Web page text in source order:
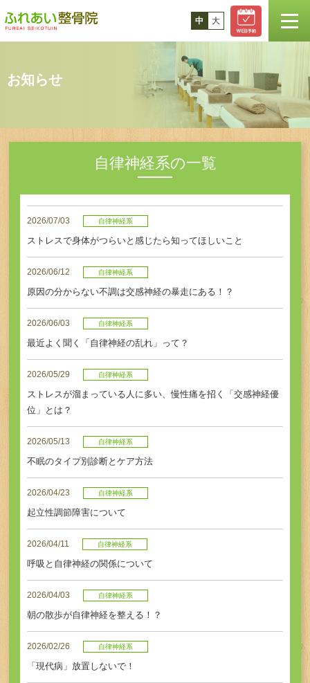
中 大
お知らせ
自律神経系の一覧
2026/07/03 自律神経系
ストレスで身体がつらいと感じたら知ってほしいこと
2026/06/12 自律神経系
原因の分からない不調は交感神経の暴走にある！？
2026/06/03 自律神経系
最近よく聞く「自律神経の乱れ」って？
2026/05/29 自律神経系
ストレスが溜まっている人に多い、慢性痛を招く「交感神経優
位」とは？
2026/05/13 自律神経系
不眠のタイプ別診断とケア方法
2026/04/23 自律神経系
起立性調節障害について
2026/04/11 自律神経系
呼吸と自律神経の関係について
2026/04/03 自律神経系
朝の散歩が自律神経を整える！？
2026/02/26 自律神経系
「現代病」放置しないで！
料金
アクセス
お問い合せ・ご予約